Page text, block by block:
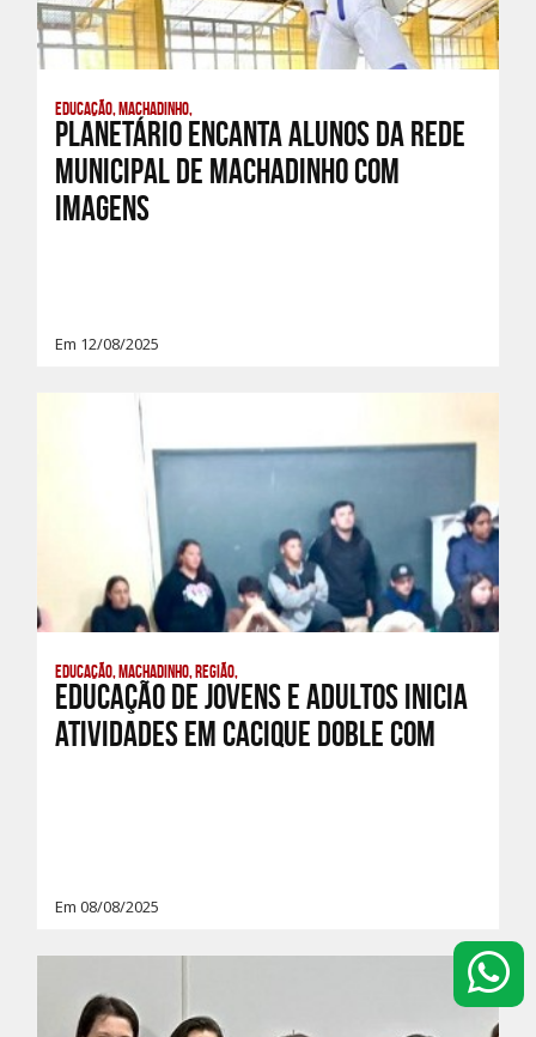
Educação, Machadinho,
Planetário encanta alunos da rede
municipal de Machadinho com
imagens
Em 12/08/2025
Educação, Machadinho, Região,
Educação de Jovens e Adultos inicia
atividades em Cacique Doble com
Em 08/08/2025